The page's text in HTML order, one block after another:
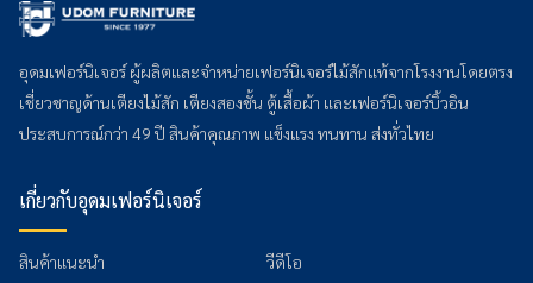
อุดมเฟอร์นิเจอร์ ผู้ผลิตและจำหน่ายเฟอร์นิเจอร์ไม้สักแท้จากโรงงานโดยตรง
เชี่ยวชาญด้านเตียงไม้สัก เตียงสองชั้น ตู้เสื้อผ้า และเฟอร์นิเจอร์บิ้วอิน
ประสบการณ์กว่า 49 ปี สินค้าคุณภาพ แข็งแรง ทนทาน ส่งทั่วไทย
เกี่ยวกับอุดมเฟอร์นิเจอร์
สินค้าแนะนำ วีดีโอ